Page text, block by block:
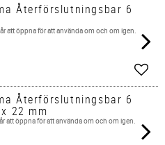
Återförslutningsbar 6
att öppna för att använda om och om igen.
Återförslutningsbar 6
22 mm
att öppna för att använda om och om igen.